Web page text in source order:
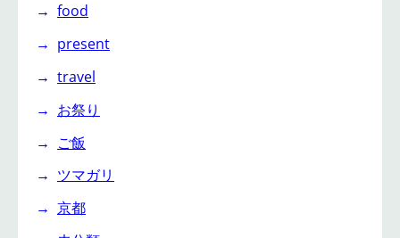
food
present
travel
お祭り
ご飯
ツマガリ
京都